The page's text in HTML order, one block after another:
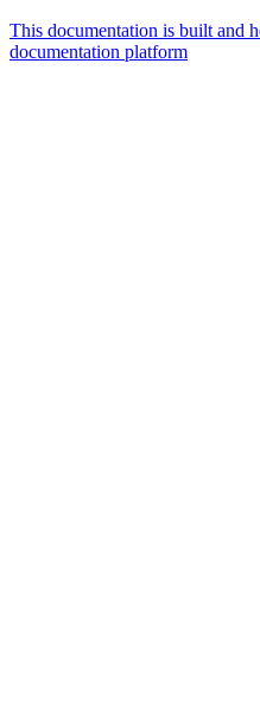
This documentation is built and
documentation platform